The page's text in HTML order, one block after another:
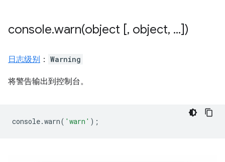
console.warn(object [, object, ...])
日志级别 ： Warning
将警告输出到控制台。
console.warn( 'warn' );